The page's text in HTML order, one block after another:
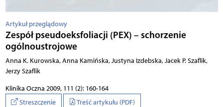
Artykuł przeglądowy
Zespół pseudoeksfoliacji (PEX) – schorzenie
ogólnoustrojowe
Anna K. Kurowska, Anna Kamińska, Justyna Izdebska, Jacek P. Szaflik,
Jerzy Szaflik
Klinika Oczna 2009, 111 (2): 160-164
Streszczenie
Treść artykułu (PDF)